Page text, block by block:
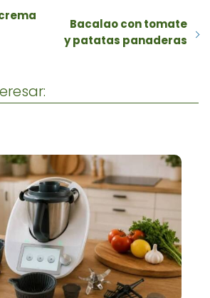
Bacalao con tomate
y patatas panaderas